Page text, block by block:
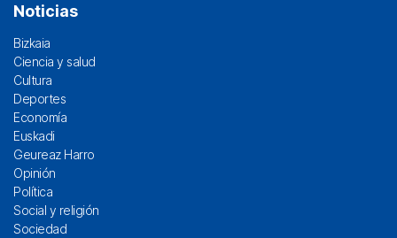
Noticias
Bizkaia
Ciencia y salud
Cultura
Deportes
Economía
Euskadi
Geureaz Harro
Opinión
Política
Social y religión
Sociedad